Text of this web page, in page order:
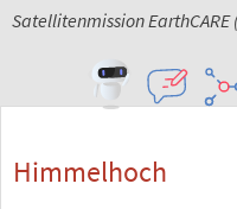
Satellitenmission EarthCARE
Himmelhoch